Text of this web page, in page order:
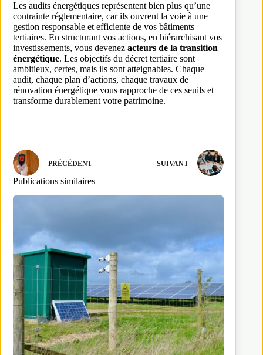
Les audits énergétiques représentent bien plus qu’une
contrainte réglementaire, car ils ouvrent la voie à une
gestion responsable et efficiente de vos bâtiments
tertiaires. En structurant vos actions, en hiérarchisant vos
investissements, vous devenez acteurs de la transition
énergétique. Les objectifs du décret tertiaire sont
ambitieux, certes, mais ils sont atteignables. Chaque
audit, chaque plan d’actions, chaque travaux de
rénovation énergétique vous rapproche de ces seuils et
transforme durablement votre patrimoine.
PRÉCÉDENT SUIVANT
Publications similaires